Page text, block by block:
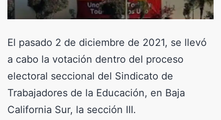
El pasado 2 de diciembre de 2021, se llevó
a cabo la votación dentro del proceso
electoral seccional del Sindicato de
Trabajadores de la Educación, en Baja
California Sur, la sección III.